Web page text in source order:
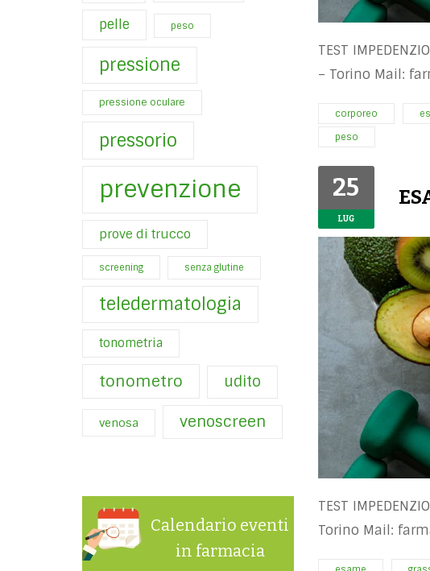
pelle peso
pressione
pressione oculare
pressorio
prevenzione
prove di trucco
screening senza glutine
teledermatologia
tonometria
tonometro udito
venosa venoscreen
Calendario eventi
in farmacia
TEST
– Torino Mail:
corporeo
peso
25
LUG
TEST
Torino Mail: